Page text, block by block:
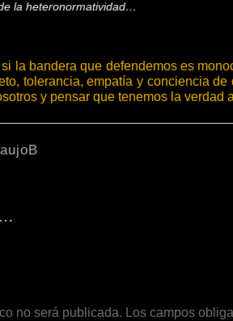
la heteronormatividad…
la bandera que defendemos es
tolerancia, empatía y conciencia
y pensar que tenemos la verdad
no será publicada. Los campos